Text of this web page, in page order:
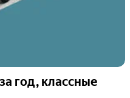
год, классные